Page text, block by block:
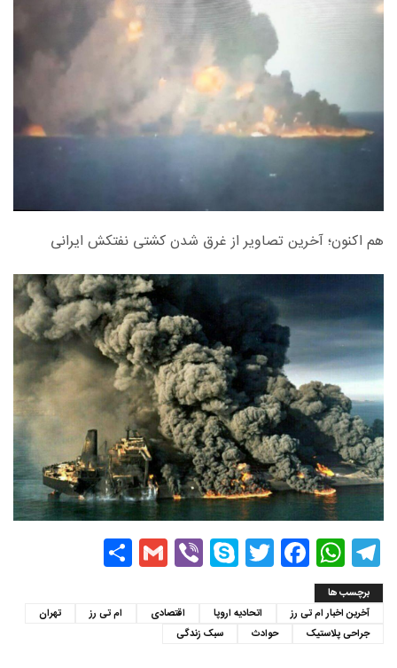
هم اکنون؛ آخرین تصاویر از غرق شدن کشتی نفتکش ایرانی
Telegram
WhatsApp
Facebook
Twitter
Skype
Viber
Gmail
برچسب ها
آخرین اخبار ام تی رز
اتحادیه اروپا اقتصادی ام تی رز
تهران
جراحی پلاستیک
حوادث سبک زندگی